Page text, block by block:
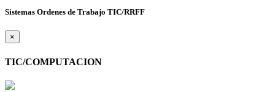
Sistemas Ordenes de Trabajo TIC/RRFF
×
TIC/COMPUTACION